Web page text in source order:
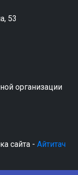
53
организации
сайта - Айтитач